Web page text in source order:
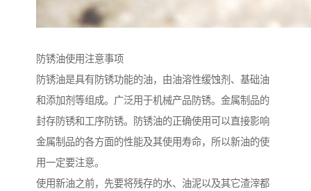
防锈油使用注意事项
防锈油是具有防锈功能的油，由油溶性缓蚀剂、基础油
和添加剂等组成。广泛用于机械产品防锈。金属制品的
封存防锈和工序防锈。防锈油的正确使用可以直接影响
金属制品的各方面的性能及其使用寿命，所以新油的使
用一定要注意。
使用新油之前，先要将残存的水、油泥以及其它渣滓都